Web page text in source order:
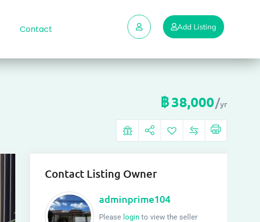
Contact Add Listing
฿38,000 yr
Contact Listing Owner
adminprime104
Please loginto view the seller